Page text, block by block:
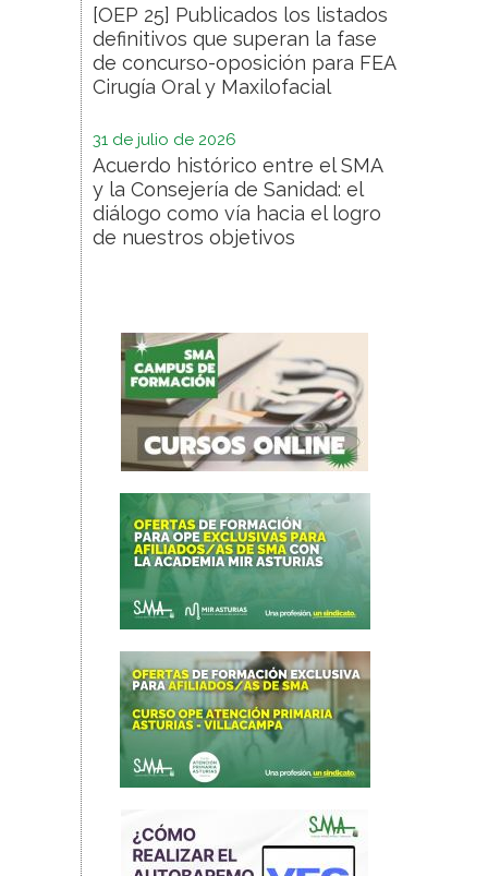
[OEP 25] Publicados los listados
definitivos que superan la fase
de concurso-oposición para FEA
Cirugía Oral y Maxilofacial
31 de julio de 2026
Acuerdo histórico entre el SMA
y la Consejería de Sanidad: el
diálogo como vía hacia el logro
de nuestros objetivos